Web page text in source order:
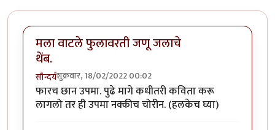
मला वाटले फुलावरती जणू जलाचे
थेंब.
सौन्दर्यशुक्रवार, 18/02/2022 00:02
फारच छान उपमा. पुढे मागे कधीतरी कविता करू
लागलो तर ही उपमा नक्कीच चोरीन. (हलकेच घ्या)